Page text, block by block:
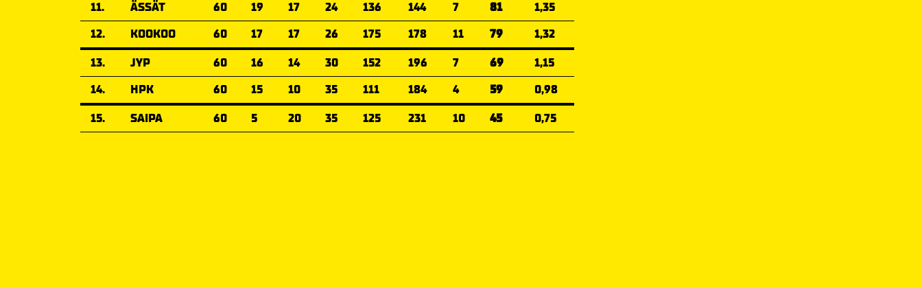
11.
ÄSSÄT 60 19 17 24 136 144 7 81
1,35
12.
KOOKOO 60 17 17 26 175 178 11 79
1,32
13.
JYP 60 16 14 30 152 196 7 69
1,15
14.
HPK 60 15 10 35 111 184 4 59
0,98
15.
SAIPA 60 5 20 35 125 231 10 45 0,75